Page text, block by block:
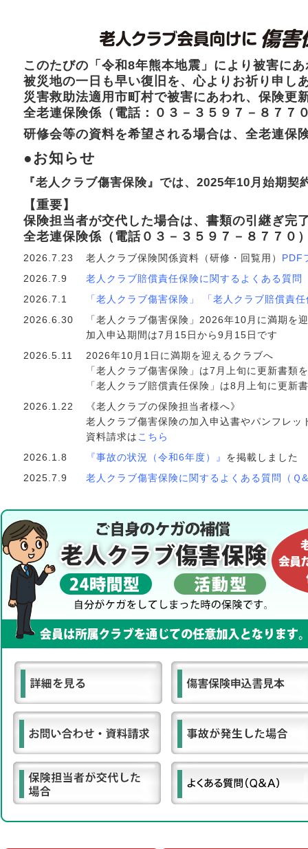
このたびの「令和8年熊本地震」により被害に
被災地の一日も早い復旧を、心よりお祈り申し
災害救助法適用市町村で被害にあわれ、保険更
全老連保険係（電話：０３－３５９７－８７７
研修会等の資料を希望される場合は、全老連保
●お知らせ
『老人クラブ傷害保険』では、2025年10月始期
【重要】
保険担当者が交代した場合は、書類の引継ぎ完
全老連保険係（電話０３－３５９７－８７７０
2026.7.23 老人クラブ保険関係資料（研修・回覧用） PDF
2026.7.9
老人クラブ賠償責任保険に関するよくある質問
2026.7.1
「老人クラブ傷害保険」
「老人クラブ賠償責
2026.6.30
「老人クラブ傷害保険」2026年10月に満期を
加入申込期間は7月15日から9月15日です
2026.5.11
2026年10月1日に満期を迎えるクラブへ
「老人クラブ傷害保険」は7月上旬に更新書類
「老人クラブ賠償責任保険」は8月上旬に更新
2026.1.22
《老人クラブの保険担当者様へ》
老人クラブ傷害保険の加入申込書やパンフレ
資料請求は こちら
2026.1.8
『事故の状況（令和6年度）』 を掲載しました
2025.7.9
老人クラブ傷害保険に関するよくある質問（Ｑ